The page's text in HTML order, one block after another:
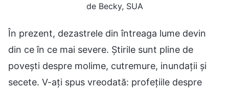
de Becky, SUA
În prezent, dezastrele din întreaga lume devin
din ce în ce mai severe. Știrile sunt pline de
povești despre molime, cutremure, inundații și
secete. V-ați spus vreodată: profețiile despre